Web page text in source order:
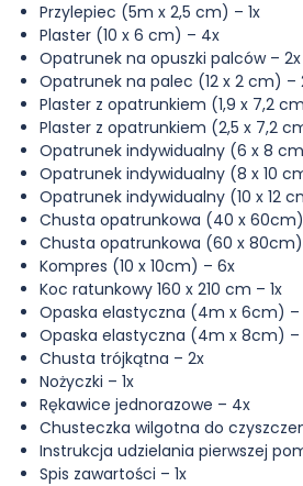
Przylepiec (5m x 2,5 cm) – 1x
Plaster (10 x 6 cm) – 4x
Opatrunek na opuszki palców – 2x
Opatrunek na palec (12 x 2 cm) –
Plaster z opatrunkiem (1,9 x 7,2
Plaster z opatrunkiem (2,5 x 7,2
Opatrunek indywidualny (6 x 8
Opatrunek indywidualny (8 x 10
Opatrunek indywidualny (10 x 12
Chusta opatrunkowa (40 x 60cm)
Chusta opatrunkowa (60 x 80cm)
Kompres (10 x 10cm) – 6x
Koc ratunkowy 160 x 210 cm – 1x
Opaska elastyczna (4m x 6cm) –
Opaska elastyczna (4m x 8cm) –
Chusta trójkątna – 2x
Nożyczki – 1x
Rękawice jednorazowe – 4x
Chusteczka wilgotna do
Instrukcja udzielania pierwszej
Spis zawartości – 1x